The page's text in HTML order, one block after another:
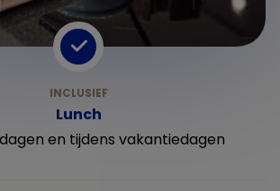
Lunch
en tijdens vakantiedagen